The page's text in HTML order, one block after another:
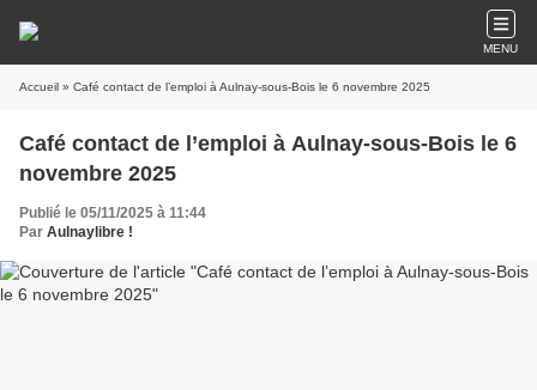
MENU
Accueil » Café contact de l’emploi à Aulnay-sous-Bois le 6 novembre 2025
Café contact de l’emploi à Aulnay-sous-Bois le 6
novembre 2025
Publié le 05/11/2025 à 11:44
Par Aulnaylibre !